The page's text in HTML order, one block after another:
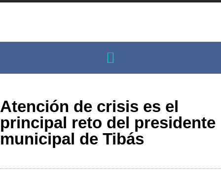
Atención de crisis es el
principal reto del presidente
municipal de Tibás